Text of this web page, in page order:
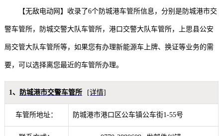
电车手册
选车推荐
充电站
用车百科
销量榜
经销商
【无敌电动网】收录了6个防城港车管所信息，分别是防城港市交
警车管所，防城交警大队车管所，港口交警大队车管所，上思县公安
局交管大队车管所等，如果您有办理新能源车上牌、换证等业务的需
要，可以选择离您最近的车管所办理。
1、 防城港市交警车管所 [详情]
车管所地址： 防城港市港口区公车镇公车街1-55号